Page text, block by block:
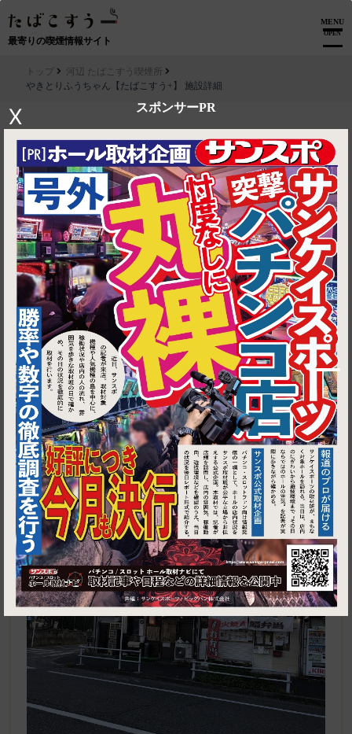
最寄りの喫煙情報サイト
MENU
OPEN
スポンサーPR
X
1
トップ
河辺 たばこすう喫煙所
やきとりふうちゃん【たばこすう+】 施設詳細
▶ ルートを見る
河辺 たばこすう喫煙所│やきとりふうちゃん【たばこすう+】
東京都青梅市師岡町4-7-1